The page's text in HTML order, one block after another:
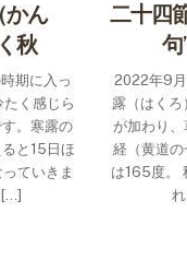
かん
秋
期に入っ
く感じら
。寒露の
と15日ほ
ていきま
[…]
二十四
句
2022年9
露（はく
が加わり
経（黄道
は165度。